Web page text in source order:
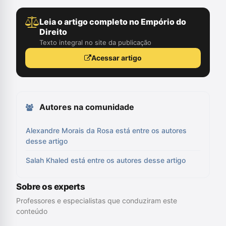
Leia o artigo completo no Empório do
Direito
Texto integral no site da publicação
Acessar artigo
Autores na comunidade
Alexandre Morais da Rosa está entre os autores
desse artigo
Salah Khaled está entre os autores desse artigo
Sobre os experts
Professores e especialistas que conduziram este
conteúdo